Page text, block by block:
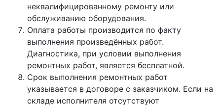
неквалифицированному ремонту или
обслуживанию оборудования.
Оплата работы производится по факту
выполнения произведённых работ.
Диагностика, при условии выполнения
ремонтных работ, является бесплатной.
Срок выполнения ремонтных работ
указывается в договоре с заказчиком. Если на
складе исполнителя отсутствуют